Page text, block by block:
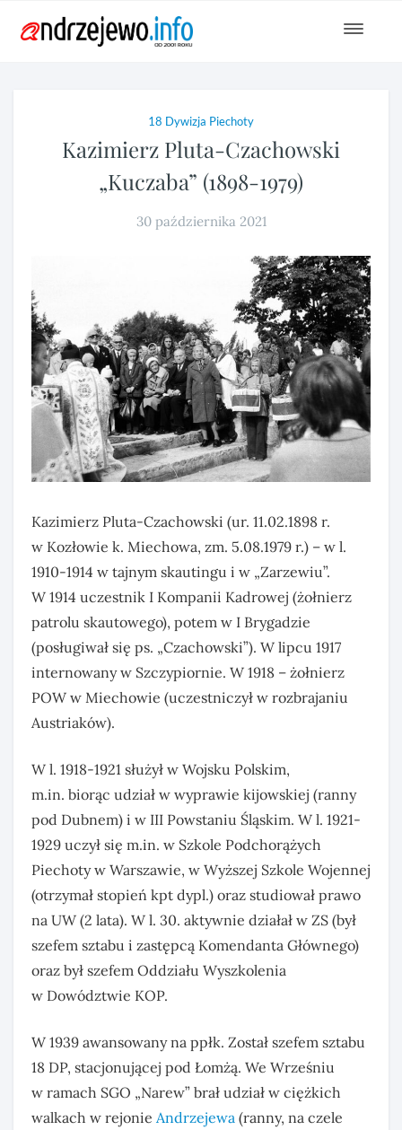
Toggle
18 Dywizja Piechoty
Kazimierz Pluta-Czachowski
„Kuczaba” (1898-1979)
30 października 2021
Kazimierz Pluta-Czachowski (ur. 11.02.1898 r.
w Kozłowie k. Miechowa, zm. 5.08.1979 r.) – w l.
1910-1914 w tajnym skautingu i w „Zarzewiu”.
W 1914 uczestnik I Kompanii Kadrowej (żołnierz
patrolu skautowego), potem w I Brygadzie
(posługiwał się ps. „Czachowski”). W lipcu 1917
internowany w Szczypiornie. W 1918 – żołnierz
POW w Miechowie (uczestniczył w rozbrajaniu
Austriaków).
W l. 1918-1921 służył w Wojsku Polskim,
m.in. biorąc udział w wyprawie kijowskiej (ranny
pod Dubnem) i w III Powstaniu Śląskim. W l. 1921-
1929 uczył się m.in. w Szkole Podchorążych
Piechoty w Warszawie, w Wyższej Szkole Wojennej
(otrzymał stopień kpt dypl.) oraz studiował prawo
na UW (2 lata). W l. 30. aktywnie działał w ZS (był
szefem sztabu i zastępcą Komendanta Głównego)
oraz był szefem Oddziału Wyszkolenia
w Dowództwie KOP.
W 1939 awansowany na ppłk. Został szefem sztabu
18 DP, stacjonującej pod Łomżą. We Wrześniu
w ramach SGO „Narew” brał udział w ciężkich
walkach w rejonie Andrzejewa (ranny, na czele